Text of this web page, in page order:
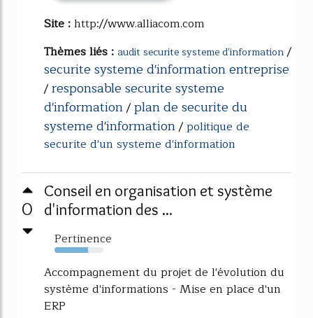
Site :http://www.alliacom.com
Thèmes liés : audit securite systeme d'information/
securite systeme d'information entreprise
/responsable securite systeme
d'information/plan de securite du
systeme d'information/politique de
securite d'un systeme d'information
0
Conseil en organisation et système
d'information des ...
Pertinence
68%
Accompagnement du projet de l'évolution du
système d'informations - Mise en place d'un
ERP